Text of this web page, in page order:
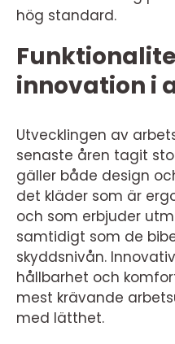
hög standard.
innovation i
Utvecklingen av
senaste åren tagit
gäller både design
det kläder som är
och som erbjuder
samtidigt som de
skyddsnivån.
hållbarhet och
mest krävande
med lätthet.